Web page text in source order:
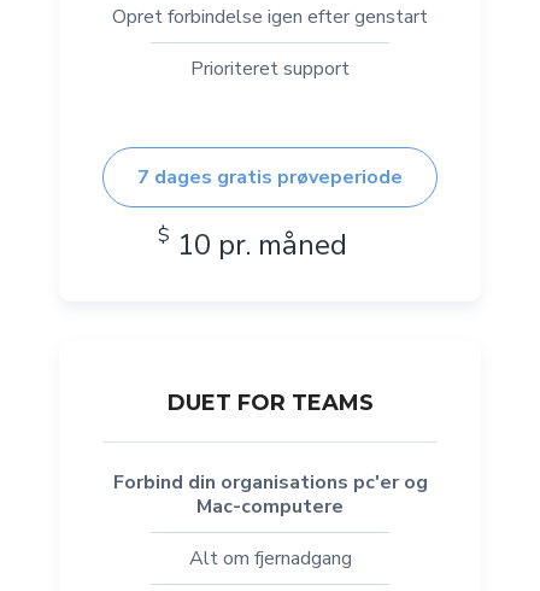
Opret forbindelse igen efter genstart
Prioriteret support
7 dages gratis prøveperiode
$ 10 pr. måned
DUET FOR TEAMS
Forbind din organisations pc'er og
Mac-computere
Alt om fjernadgang